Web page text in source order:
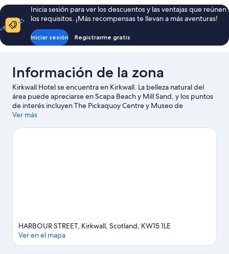
Inicia sesión para ver los descuentos y las ventajas que reúnen
los requisitos. ¡Más recompensas te llevan a más aventuras!
Iniciar sesión Registrarme gratis
Información de la zona
Kirkwall Hotel se encuentra en Kirkwall. La belleza natural del
área puede apreciarse en Scapa Beach y Mill Sand, y los puntos
de interés incluyen The Pickaquoy Centre y Museo de
Stromness.
Ver más
HARBOUR STREET, Kirkwall, Scotland, KW15 1LE
Ver en el mapa